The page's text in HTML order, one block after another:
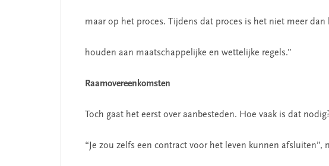
maar op het proces. Tijdens dat proces is het niet meer dan
houden aan maatschappelijke en wettelijke regels.”
Raamovereenkomsten
Toch gaat het eerst over aanbesteden. Hoe vaak is dat
“Je zou zelfs een contract voor het leven kunnen afsluiten”,